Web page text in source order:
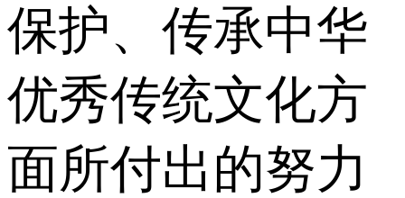
保护、传承中华
优秀传统文化方
面所付出的努力